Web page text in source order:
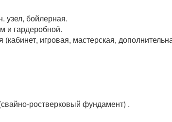
узел, бойлерная.
и гардеробной.
игровая, мастерская,
ростверковый фундамент) .